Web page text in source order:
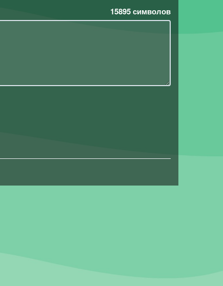
15895символов